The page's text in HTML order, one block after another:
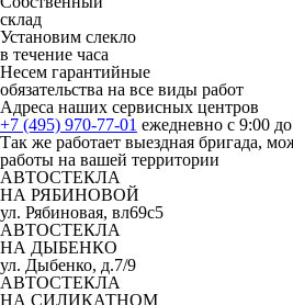
склад
Установим слекло
в течение часа
Несем гарантийные
обязательства на все виды работ
Адреса наших сервисных центров
+7 (495) 970-77-01 ежедневно с 9:00
Так же работает выездная бригада,
работы на вашей территории
АВТОСТЕКЛА
НА РЯБИНОВОЙ
ул. Рябиновая, вл69с5
АВТОСТЕКЛА
НА ДЫБЕНКО
ул. Дыбенко, д.7/9
АВТОСТЕКЛА
НА СИЛИКАТНОМ